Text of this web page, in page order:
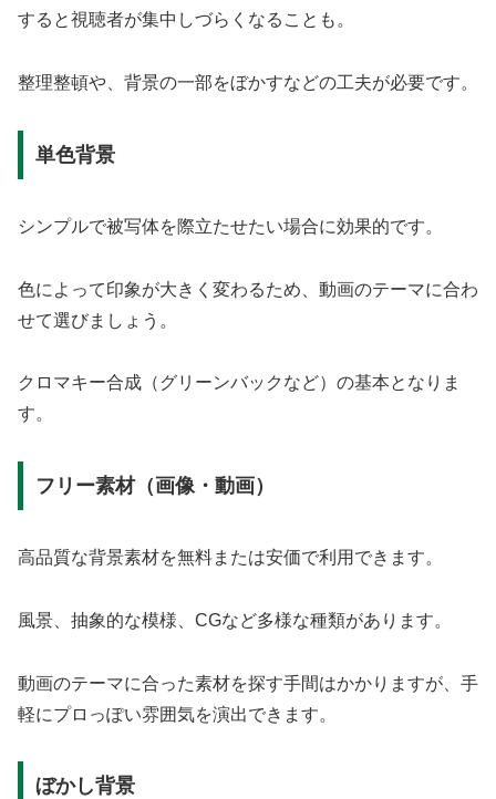
すると視聴者が集中しづらくなることも。
整理整頓や、背景の一部をぼかすなどの工夫が必要です。
単色背景
シンプルで被写体を際立たせたい場合に効果的です。
色によって印象が大きく変わるため、動画のテーマに合わ
せて選びましょう。
クロマキー合成（グリーンバックなど）の基本となりま
す。
フリー素材（画像・動画）
高品質な背景素材を無料または安価で利用できます。
風景、抽象的な模様、CGなど多様な種類があります。
動画のテーマに合った素材を探す手間はかかりますが、手
軽にプロっぽい雰囲気を演出できます。
ぼかし背景